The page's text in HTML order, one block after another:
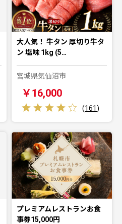
大人気！ 牛タン 厚切り牛タ
ン 塩味 1kg (5…
宮城県気仙沼市
￥16,000
(161)
プレミアムレストランお食
事券15,000円